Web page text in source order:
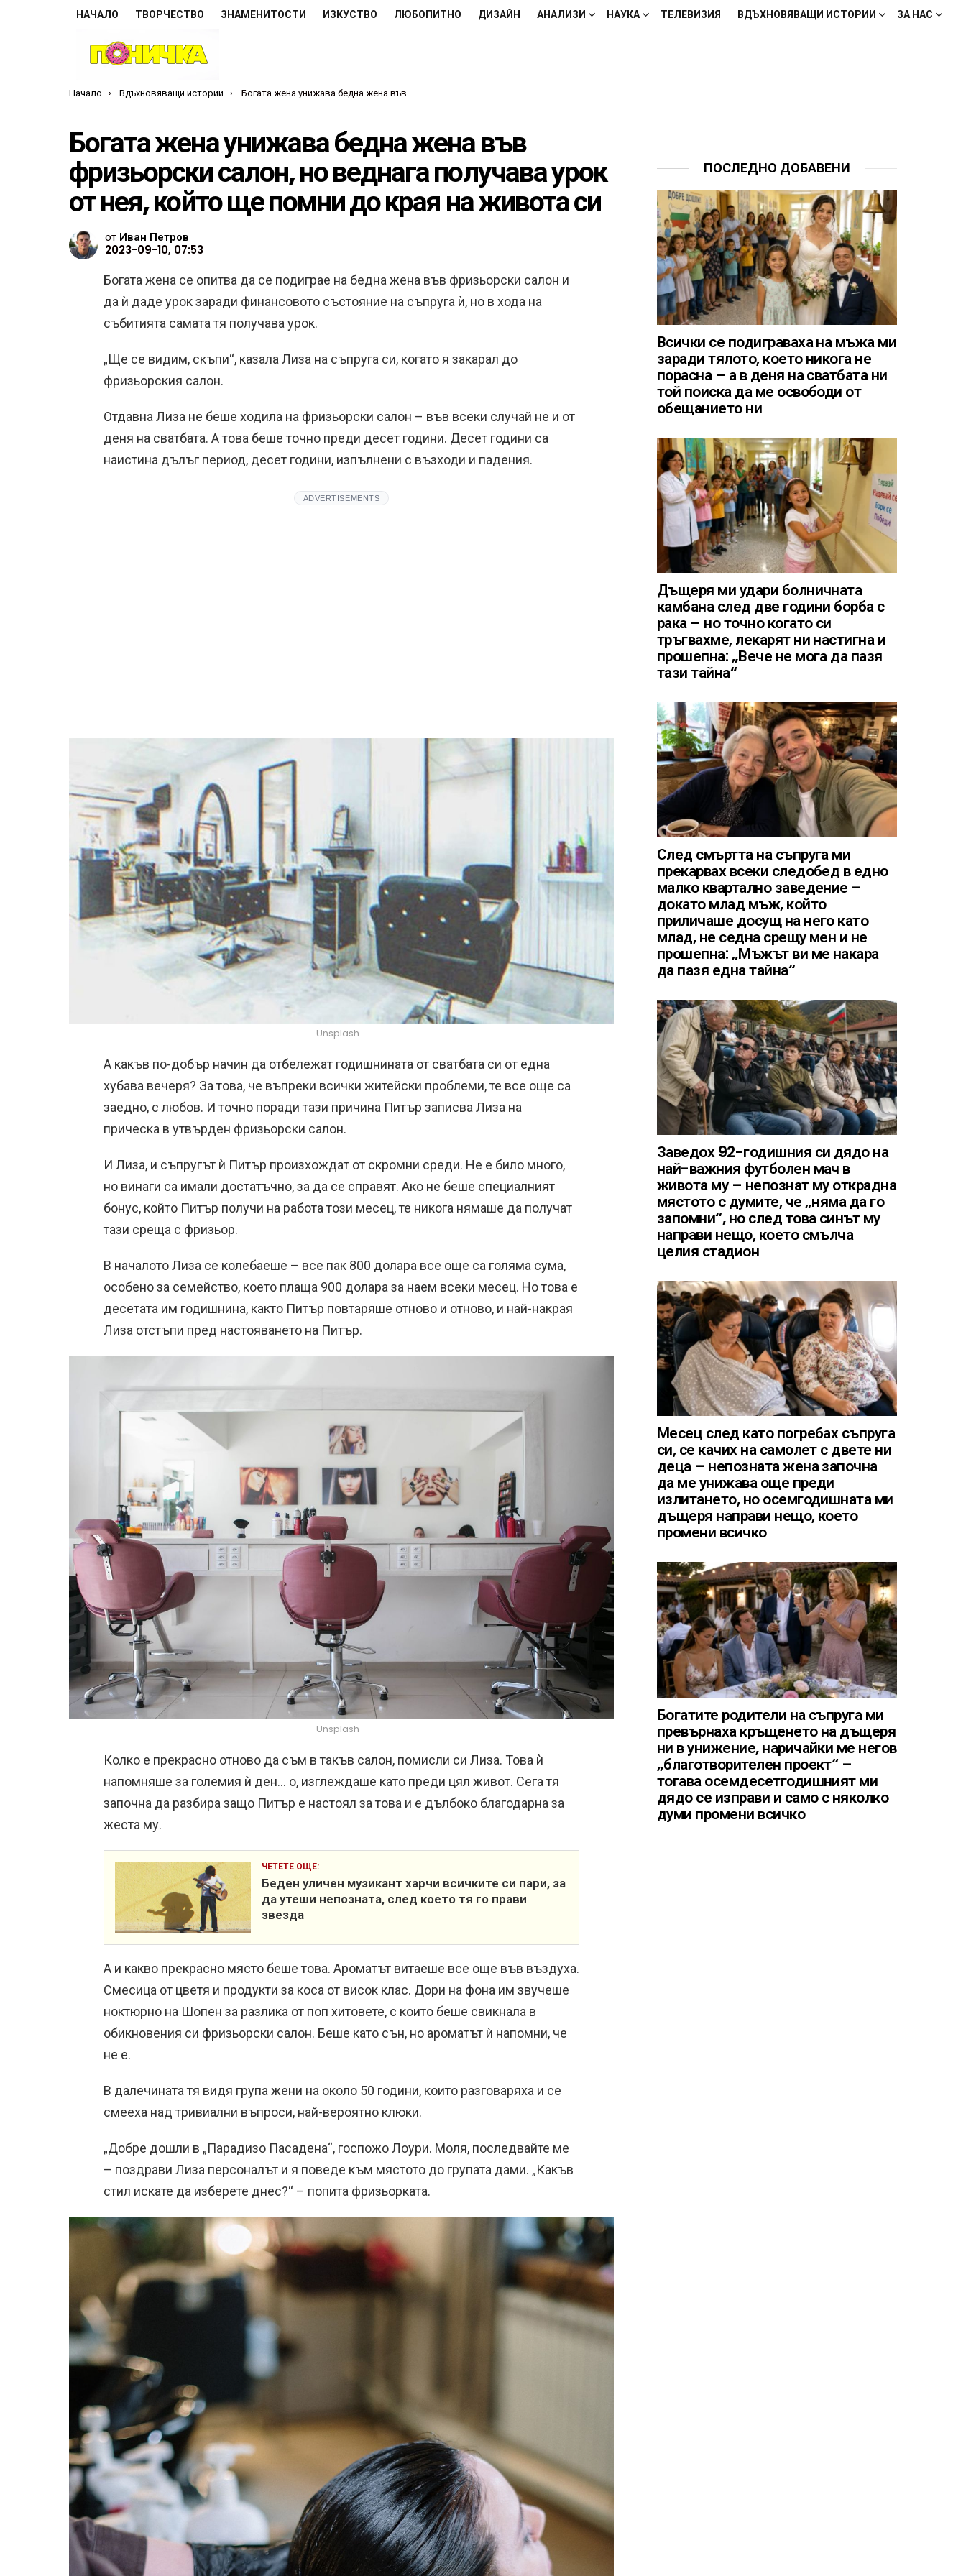
НАЧАЛО ТВОРЧЕСТВО ЗНАМЕНИТОСТИ ИЗКУСТВО ЛЮБОПИТНО ДИЗАЙН АНАЛИЗИ НАУКА ТЕЛЕВИЗИЯ ВДЪХНОВЯВАЩИ ИСТОРИИ ЗА НАС
Ти си тук:
Начало Вдъхновяващи истории Богата жена унижава бедна жена във фризьорски салон, но веднага получава урок от нея, който ще помни до края на живота си
Богата жена унижава бедна жена във
фризьорски салон, но веднага получава урок
от нея, който ще помни до края на живота си
от Иван Петров
2023-09-10, 07:53
Богата жена се опитва да се подиграе на бедна жена във фризьорски салон и
да ѝ даде урок заради финансовото състояние на съпруга ѝ, но в хода на
събитията самата тя получава урок.
„Ще се видим, скъпи“, казала Лиза на съпруга си, когато я закарал до
фризьорския салон.
Отдавна Лиза не беше ходила на фризьорски салон – във всеки случай не и от
деня на сватбата. А това беше точно преди десет години. Десет години са
наистина дълъг период, десет години, изпълнени с възходи и падения.
ADVERTISEMENTS
Unsplash
А какъв по-добър начин да отбележат годишнината от сватбата си от една
хубава вечеря? За това, че въпреки всички житейски проблеми, те все още са
заедно, с любов. И точно поради тази причина Питър записва Лиза на
прическа в утвърден фризьорски салон.
И Лиза, и съпругът ѝ Питър произхождат от скромни среди. Не е било много,
но винаги са имали достатъчно, за да се справят. Ако не беше специалният
бонус, който Питър получи на работа този месец, те никога нямаше да получат
тази среща с фризьор.
В началото Лиза се колебаеше – все пак 800 долара все още са голяма сума,
особено за семейство, което плаща 900 долара за наем всеки месец. Но това е
десетата им годишнина, както Питър повтаряше отново и отново, и най-накрая
Лиза отстъпи пред настояването на Питър.
Unsplash
Колко е прекрасно отново да съм в такъв салон, помисли си Лиза. Това ѝ
напомняше за големия ѝ ден… о, изглеждаше като преди цял живот. Сега тя
започна да разбира защо Питър е настоял за това и е дълбоко благодарна за
жеста му.
ЧЕТЕТЕ ОЩЕ:
Беден уличен музикант харчи всичките си пари, за
да утеши непозната, след което тя го прави
звезда
А и какво прекрасно място беше това. Ароматът витаеше все още във въздуха.
Смесица от цветя и продукти за коса от висок клас. Дори на фона им звучеше
ноктюрно на Шопен за разлика от поп хитовете, с които беше свикнала в
обикновения си фризьорски салон. Беше като сън, но ароматът ѝ напомни, че
не е.
В далечината тя видя група жени на около 50 години, които разговаряха и се
смееха над тривиални въпроси, най-вероятно клюки.
„Добре дошли в „Парадизо Пасадена“, госпожо Лоури. Моля, последвайте ме
– поздрави Лиза персоналът и я поведе към мястото до групата дами. „Какъв
стил искате да изберете днес?“ – попита фризьорката.
ПОСЛЕДНО ДОБАВЕНИ
Всички се подиграваха на мъжа ми
заради тялото, което никога не
порасна – а в деня на сватбата ни
той поиска да ме освободи от
обещанието ни
Дъщеря ми удари болничната
камбана след две години борба с
рака – но точно когато си
тръгвахме, лекарят ни настигна и
прошепна: „Вече не мога да пазя
тази тайна“
След смъртта на съпруга ми
прекарвах всеки следобед в едно
малко квартално заведение –
докато млад мъж, който
приличаше досущ на него като
млад, не седна срещу мен и не
прошепна: „Мъжът ви ме накара
да пазя една тайна“
Заведох 92-годишния си дядо на
най-важния футболен мач в
живота му – непознат му открадна
мястото с думите, че „няма да го
запомни“, но след това синът му
направи нещо, което смълча
целия стадион
Месец след като погребах съпруга
си, се качих на самолет с двете ни
деца – непозната жена започна
да ме унижава още преди
излитането, но осемгодишната ми
дъщеря направи нещо, което
промени всичко
Богатите родители на съпруга ми
превърнаха кръщенето на дъщеря
ни в унижение, наричайки ме негов
„благотворителен проект“ –
тогава осемдесетгодишният ми
дядо се изправи и само с няколко
думи промени всичко